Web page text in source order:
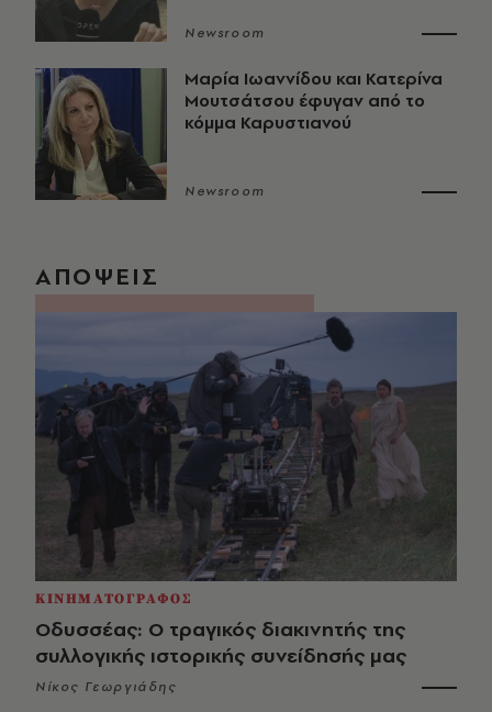
Newsroom
Μαρία Ιωαννίδου και Κατερίνα
Μουτσάτσου έφυγαν από το
κόμμα Καρυστιανού
Newsroom
ΑΠΟΨΕΙΣ
ΚΙΝΗΜΑΤΟΓΡΑΦΟΣ
Οδυσσέας: Ο τραγικός διακινητής της
συλλογικής ιστορικής συνείδησής μας
Νίκος Γεωργιάδης